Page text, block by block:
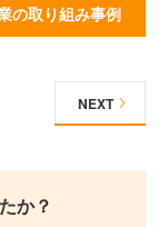
の取り組み事例
NEXT
か？